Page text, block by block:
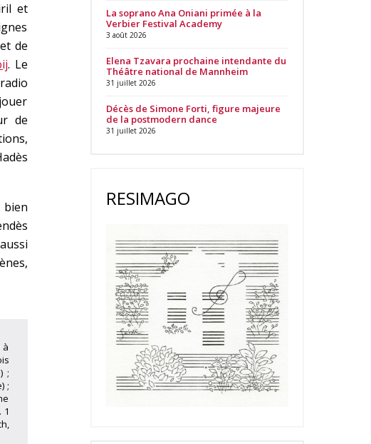
et
de
. Le
de
à
;
;
1
La soprano Ana Oniani primée à la
Verbier Festival Academy
3 août 2026
Elena Tzavara prochaine intendante du
Théâtre national de Mannheim
31 juillet 2026
Décès de Simone Forti, figure majeure
de la postmodern dance
31 juillet 2026
RESIMAGO